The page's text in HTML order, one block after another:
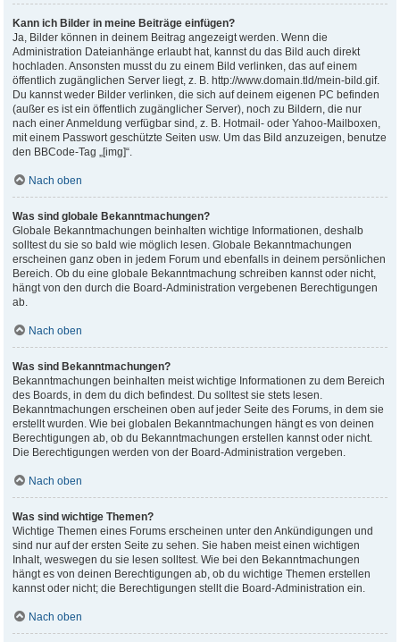
Kann ich Bilder in meine Beiträge einfügen?
Ja, Bilder können in deinem Beitrag angezeigt werden. Wenn die
Administration Dateianhänge erlaubt hat, kannst du das Bild auch direkt
hochladen. Ansonsten musst du zu einem Bild verlinken, das auf einem
öffentlich zugänglichen Server liegt, z. B. http://www.domain.tld/mein-bild.gif.
Du kannst weder Bilder verlinken, die sich auf deinem eigenen PC befinden
(außer es ist ein öffentlich zugänglicher Server), noch zu Bildern, die nur
nach einer Anmeldung verfügbar sind, z. B. Hotmail- oder Yahoo-Mailboxen,
mit einem Passwort geschützte Seiten usw. Um das Bild anzuzeigen, benutze
den BBCode-Tag „[img]“.
Nach oben
Was sind globale Bekanntmachungen?
Globale Bekanntmachungen beinhalten wichtige Informationen, deshalb
solltest du sie so bald wie möglich lesen. Globale Bekanntmachungen
erscheinen ganz oben in jedem Forum und ebenfalls in deinem persönlichen
Bereich. Ob du eine globale Bekanntmachung schreiben kannst oder nicht,
hängt von den durch die Board-Administration vergebenen Berechtigungen
ab.
Nach oben
Was sind Bekanntmachungen?
Bekanntmachungen beinhalten meist wichtige Informationen zu dem Bereich
des Boards, in dem du dich befindest. Du solltest sie stets lesen.
Bekanntmachungen erscheinen oben auf jeder Seite des Forums, in dem sie
erstellt wurden. Wie bei globalen Bekanntmachungen hängt es von deinen
Berechtigungen ab, ob du Bekanntmachungen erstellen kannst oder nicht.
Die Berechtigungen werden von der Board-Administration vergeben.
Nach oben
Was sind wichtige Themen?
Wichtige Themen eines Forums erscheinen unter den Ankündigungen und
sind nur auf der ersten Seite zu sehen. Sie haben meist einen wichtigen
Inhalt, weswegen du sie lesen solltest. Wie bei den Bekanntmachungen
hängt es von deinen Berechtigungen ab, ob du wichtige Themen erstellen
kannst oder nicht; die Berechtigungen stellt die Board-Administration ein.
Nach oben